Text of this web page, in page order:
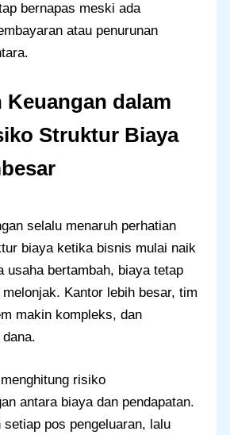
bernapas meski ada
atau penurunan
dalam
Struktur Biaya
selalu menaruh perhatian
biaya ketika bisnis mulai naik
usaha bertambah, biaya tetap
Kantor lebih besar, tim
makin kompleks, dan
risiko
antara biaya dan pendapatan.
setiap pos pengeluaran, lalu